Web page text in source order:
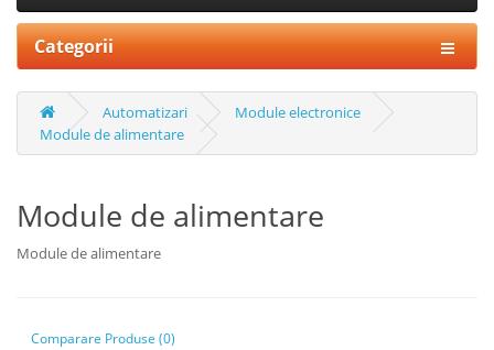
Categorii
Automatizari
Module electronice
Module de alimentare
Module de alimentare
Module de alimentare
Comparare Produse (0)